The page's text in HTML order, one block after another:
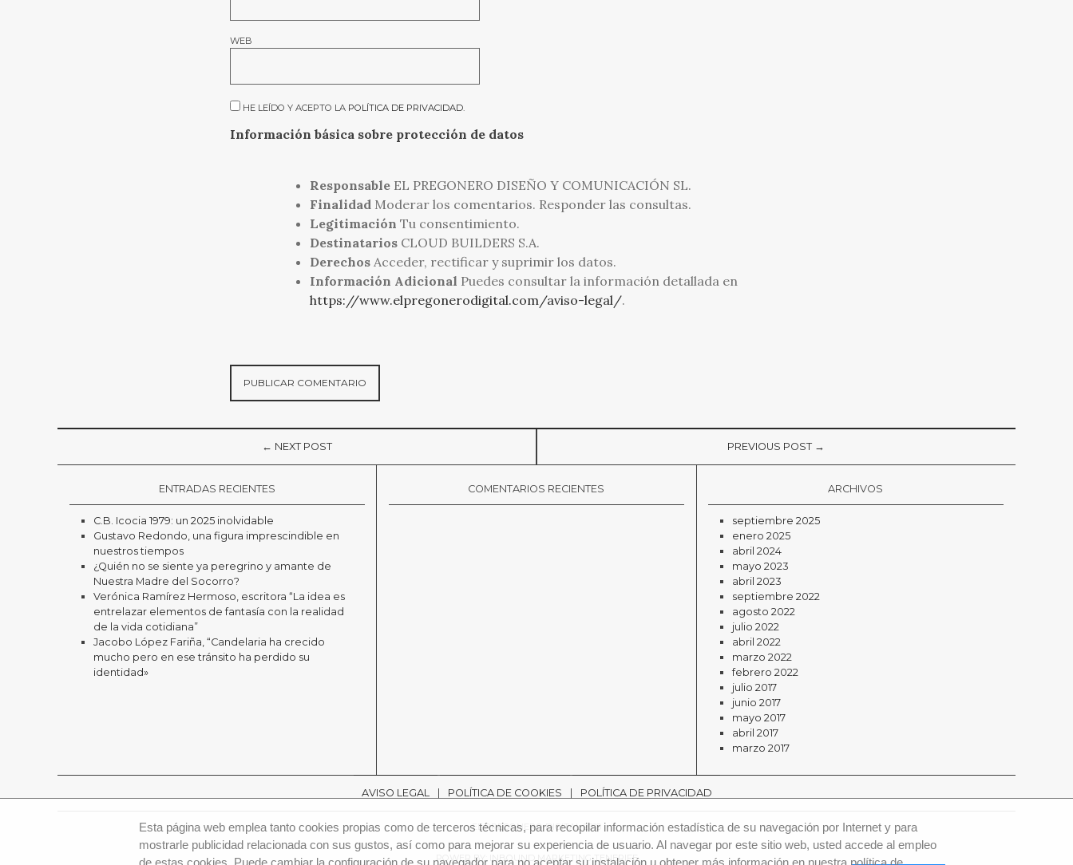
WEB
HE LEÍDO Y ACEPTO LA POLÍTICA DE PRIVACIDAD.
Información básica sobre protección de datos
Responsable EL PREGONERO DISEÑO Y COMUNICACIÓN SL.
Finalidad Moderar los comentarios. Responder las consultas.
Legitimación Tu consentimiento.
Destinatarios CLOUD BUILDERS S.A.
Derechos Acceder, rectificar y suprimir los datos.
Información Adicional Puedes consultar la información detallada en
https://www.elpregonerodigital.com/aviso-legal/.
← NEXT POST PREVIOUS POST →
ENTRADAS RECIENTES
C.B. Icocia 1979: un 2025 inolvidable
Gustavo Redondo, una figura imprescindible en
nuestros tiempos
¿Quién no se siente ya peregrino y amante de
Nuestra Madre del Socorro?
Verónica Ramírez Hermoso, escritora “La idea es
entrelazar elementos de fantasía con la realidad
de la vida cotidiana”
Jacobo López Fariña, “Candelaria ha crecido
mucho pero en ese tránsito ha perdido su
identidad»
COMENTARIOS RECIENTES ARCHIVOS
septiembre 2025
enero 2025
abril 2024
mayo 2023
abril 2023
septiembre 2022
agosto 2022
julio 2022
abril 2022
marzo 2022
febrero 2022
julio 2017
junio 2017
mayo 2017
abril 2017
marzo 2017
AVISO LEGAL POLÍTICA DE COOKIES POLÍTICA DE PRIVACIDAD
EL PREGONERO DIGITAL 2018
POWER BY: INBOUND MARKETING TENERIFE
Esta página web emplea tanto cookies propias como de terceros técnicas, para recopilar información estadística de su navegación por Internet y para
mostrarle publicidad relacionada con sus gustos, así como para mejorar su experiencia de usuario. Al navegar por este sitio web, usted accede al empleo
de estas cookies. Puede cambiar la configuración de su navegador para no aceptar su instalación u obtener más información en nuestra política de